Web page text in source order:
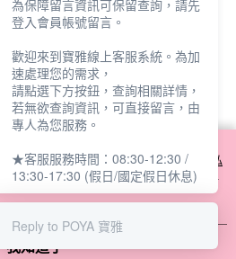
肉風味
NT$39
墨魚麵風味
全站排行
網站使用 cookie 方式之詳情，及若您不希
更電腦的 cookie 設定，請參閱本網站「
隱私
使用本網站即表示您同意本公司得按本網站使
。
我知道了
為保障留言資訊可保留查詢，請先
登入會員帳號留言。
歡迎來到寶雅線上客服系統。為加
速處理您的需求，
請點選下方按鈕，查詢相關詳情，
若無欲查詢資訊，可直接留言，由
專人為您服務。
★客服服務時間：08:30-12:30 /
13:30-17:30 (假日/國定假日休息)
Reply to POYA 寶雅